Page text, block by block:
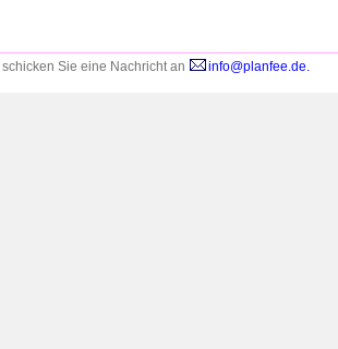
schicken Sie eine Nachricht an info@planfee.de.